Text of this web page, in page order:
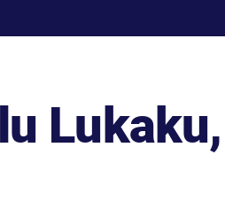
Lukaku,